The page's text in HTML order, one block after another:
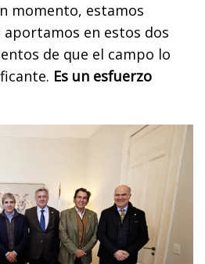
momento, estamos
en estos dos
de que el campo lo
Es un esfuerzo